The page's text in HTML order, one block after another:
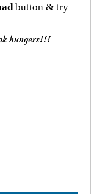
button & try
hungers!!!